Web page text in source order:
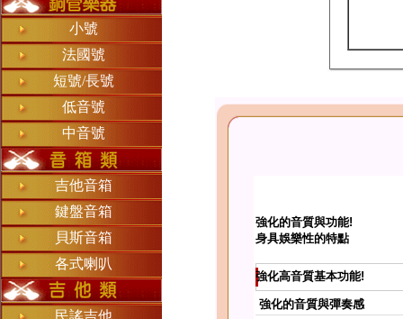
小號
法國號
短號/長號
低音號
中音號
吉他音箱
鍵盤音箱
貝斯音箱
各式喇叭
民謠吉他
強化的音質與功能!
身具娛樂性的特點
強化高音質基本功能!
強化的音質與彈奏感